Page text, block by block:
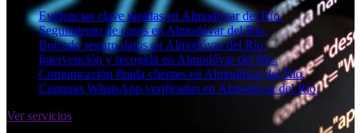
Evidencias clave rápidas en Almodóvar del Río.
Seguimiento de casos en Almodóvar del Río.
Borrado seguro datos en Almodóvar del Río.
Intervención y recogida en Almodóvar del Río.
Comunicación fluida clientes en Almodóvar del Río.
Capturas WhatsApp verificadas en Almodóvar del Río.
Ver servicios